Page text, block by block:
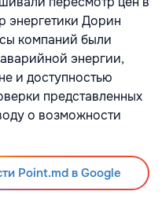
энергетики Дорин
компаний были
энергии,
и доступностью
представленных
о возможности
Point.md в Google